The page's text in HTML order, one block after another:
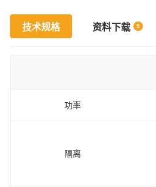
技术规格 资料下载 5
功率
隔离